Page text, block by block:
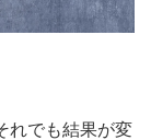
れでも結果が変